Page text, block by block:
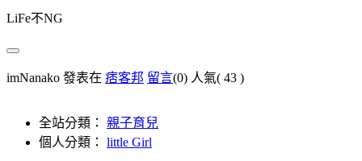
LiFe不NG
imNanako 發表在 痞客邦 留言(0) 人氣( 43 )
全站分類： 親子育兒
個人分類： little Girl